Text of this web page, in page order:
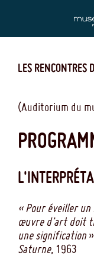
principal
LES RENCONTRES
(Auditorium du
« Pour éveiller
œuvre d’art doit
une signification
Saturne, 1963